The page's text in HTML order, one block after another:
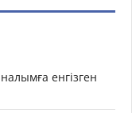
енгізген